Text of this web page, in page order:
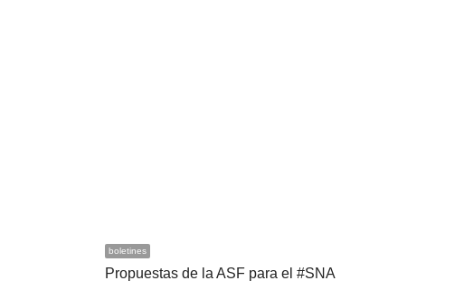
boletines
Propuestas de la ASF para el #SNA